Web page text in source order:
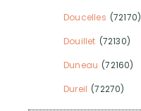
Doucelles (72170)
Douillet (72130)
Duneau (72160)
Dureil (72270)